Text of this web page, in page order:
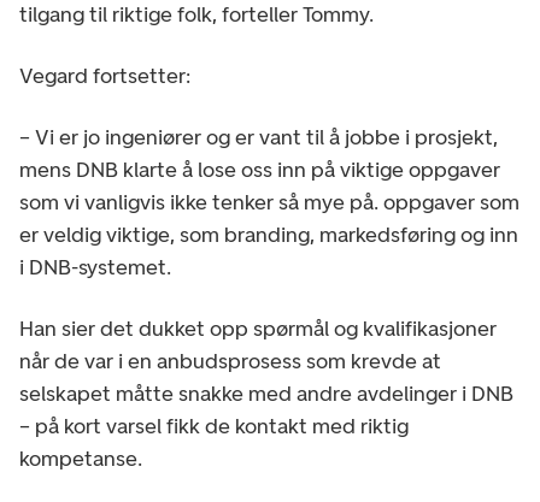
tilgang til riktige folk, forteller Tommy.
Vegard fortsetter:
– Vi er jo ingeniører og er vant til å jobbe i prosjekt,
mens DNB klarte å lose oss inn på viktige oppgaver
som vi vanligvis ikke tenker så mye på. oppgaver som
er veldig viktige, som branding, markedsføring og inn
i DNB-systemet.
Han sier det dukket opp spørmål og kvalifikasjoner
når de var i en anbudsprosess som krevde at
selskapet måtte snakke med andre avdelinger i DNB
– på kort varsel fikk de kontakt med riktig
kompetanse.